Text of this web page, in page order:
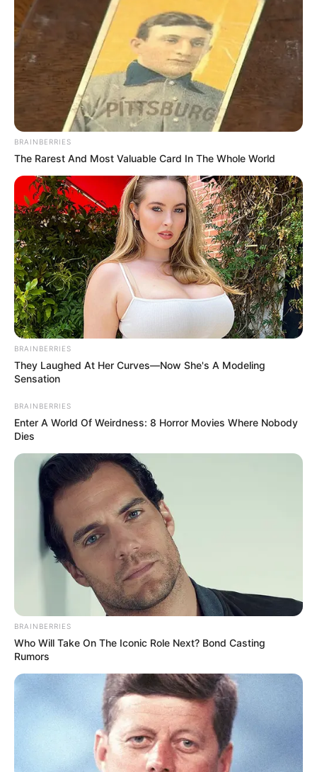
BRAINBERRIES
The Rarest And Most Valuable Card In The Whole World
BRAINBERRIES
They Laughed At Her Curves—Now She's A Modeling
Sensation
BRAINBERRIES
Enter A World Of Weirdness: 8 Horror Movies Where Nobody
Dies
BRAINBERRIES
Who Will Take On The Iconic Role Next? Bond Casting
Rumors